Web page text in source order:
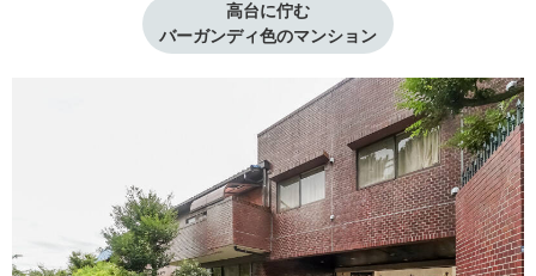
高台に佇む
バーガンディ色のマンション